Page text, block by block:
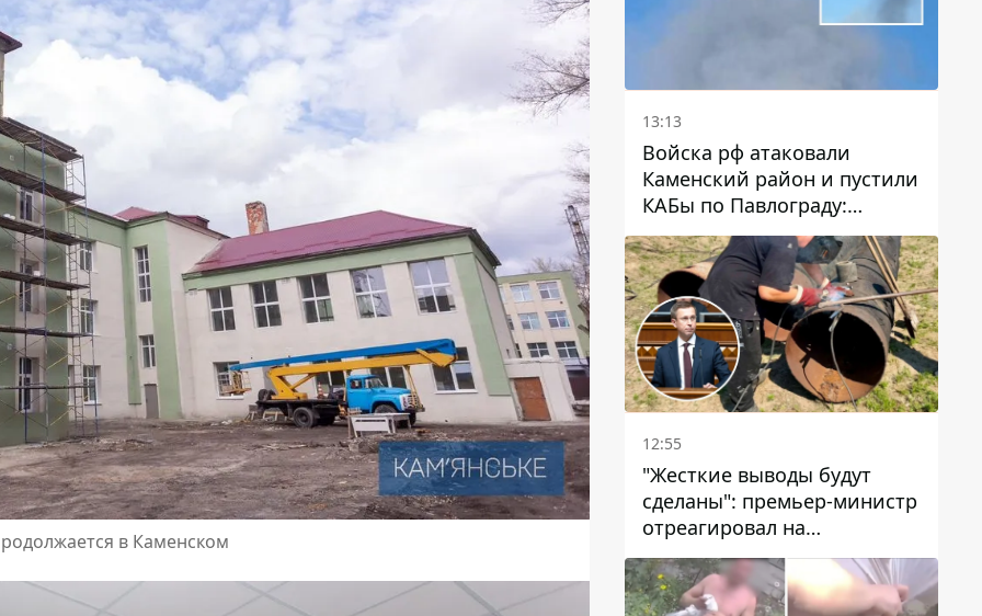
в Каменском
13:13
Войска рф атаковали
Каменский район и пустили
КАБы по Павлограду:
пострадал мужчина, в небо
поднимается столб дыма
12:55
"Жесткие выводы будут
сделаны": премьер-министр
отреагировал на
несколькодневное
отсутствие воды в Марганце